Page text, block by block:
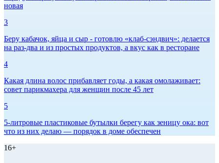
новая
3
Беру кабачок, яйца и сыр - готовлю «клаб-сэндвич»: делается
на раз-два и из простых продуктов, а вкус как в ресторане
4
Какая длина волос прибавляет годы, а какая омолаживает:
совет парикмахера для женщин после 45 лет
5
5-литровые пластиковые бутылки берегу как зеницу ока: вот
что из них делаю — порядок в доме обеспечен
16+